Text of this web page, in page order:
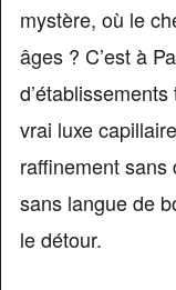
mystère, où le
âges ? C’est à
vrai luxe
raffinement
sans langue de
le détour.